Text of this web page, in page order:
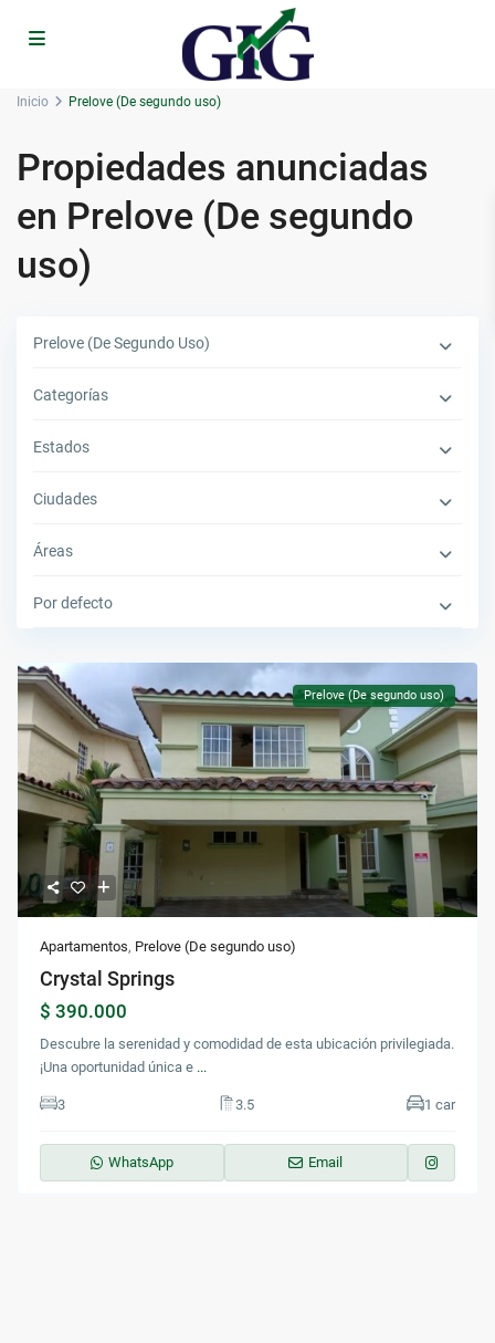
Inicio Prelove (De segundo uso)
Propiedades anunciadas
en Prelove (De segundo
uso)
Prelove (De Segundo Uso)
Categorías
Estados
Ciudades
Áreas
Por defecto
Prelove (De segundo uso)
Apartamentos, Prelove (De segundo uso)
Crystal Springs
$ 390.000
Descubre la serenidad y comodidad de esta ubicación privilegiada.
¡Una oportunidad única e ...
3 3.5 1 car
WhatsApp Email